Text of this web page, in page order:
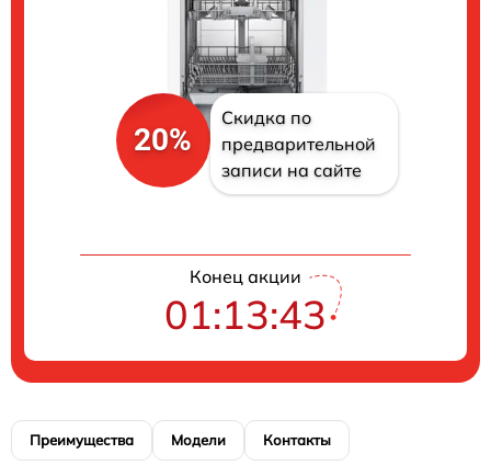
20%
Скидка по
предварительной
записи на сайте
Конец акции
01:13:43
Преимущества Модели Контакты